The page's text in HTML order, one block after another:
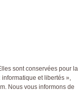
sont conservées pour la
et libertés »,
Nous vous informons de